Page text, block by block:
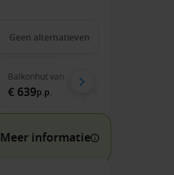
Geen alternatieven
Balkonhutvan
€ 639p.p.
Meer informatie